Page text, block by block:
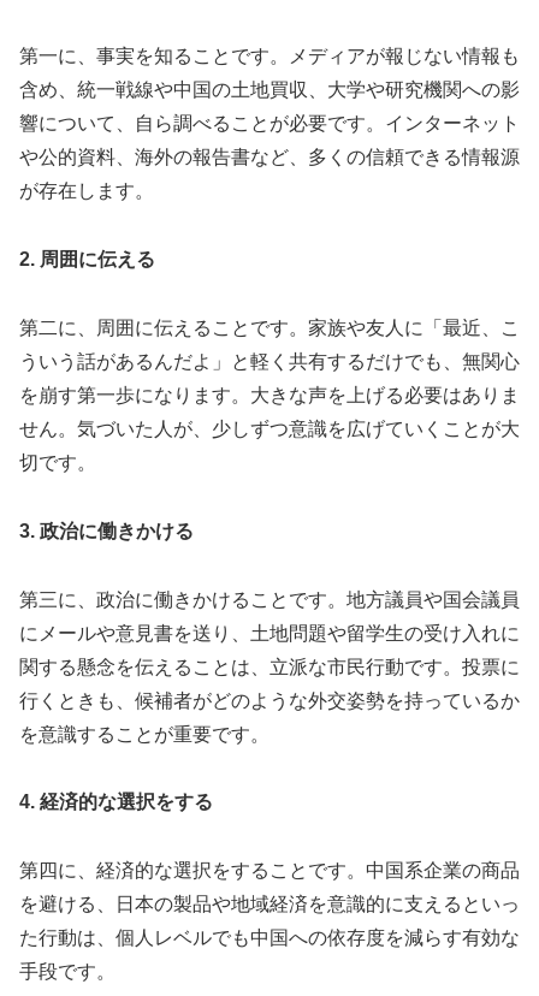
第一に、事実を知ることです。メディアが報じない情報も
含め、統一戦線や中国の土地買収、大学や研究機関への影
響について、自ら調べることが必要です。インターネット
や公的資料、海外の報告書など、多くの信頼できる情報源
が存在します。
2. 周囲に伝える
第二に、周囲に伝えることです。家族や友人に「最近、こ
ういう話があるんだよ」と軽く共有するだけでも、無関心
を崩す第一歩になります。大きな声を上げる必要はありま
せん。気づいた人が、少しずつ意識を広げていくことが大
切です。
3. 政治に働きかける
第三に、政治に働きかけることです。地方議員や国会議員
にメールや意見書を送り、土地問題や留学生の受け入れに
関する懸念を伝えることは、立派な市民行動です。投票に
行くときも、候補者がどのような外交姿勢を持っているか
を意識することが重要です。
4. 経済的な選択をする
第四に、経済的な選択をすることです。中国系企業の商品
を避ける、日本の製品や地域経済を意識的に支えるといっ
た行動は、個人レベルでも中国への依存度を減らす有効な
手段です。